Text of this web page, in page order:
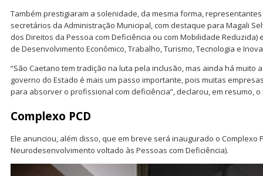
Também prestigiaram a solenidade, da mesma forma,
secretários da Administração Municipal, com destaque para Magali
dos Direitos da Pessoa com Deficiência ou com Mobilidade Reduzida)
de Desenvolvimento Econômico, Trabalho, Turismo, Tecnologia e
“São Caetano tem tradição na luta pela inclusão, mas ainda há muito
governo do Estado é mais um passo importante, pois muitas
para absorver o profissional com deficiência”, declarou, em resumo,
Complexo PCD
Ele anunciou, além disso, que em breve será inaugurado o Complexo
Neurodesenvolvimento voltado às Pessoas com Deficiência).